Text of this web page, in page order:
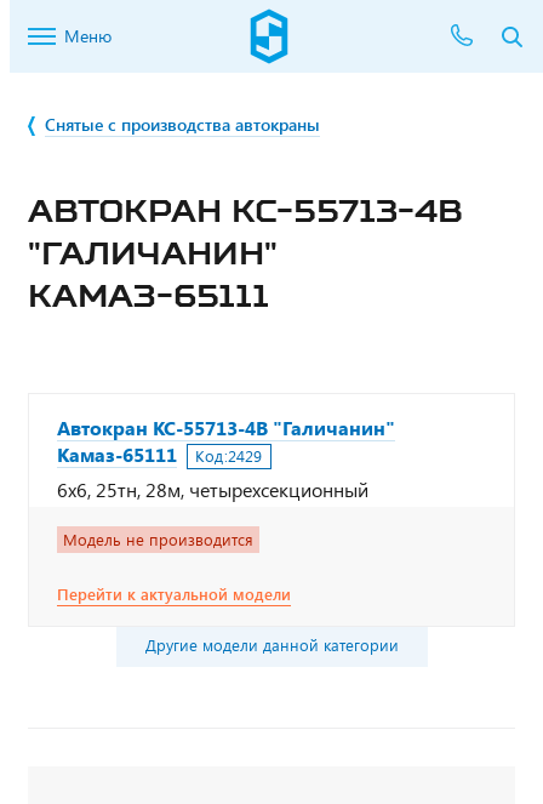
Меню
Снятые с производства автокраны
АВТОКРАН КС-55713-4В
"ГАЛИЧАНИН"
КАМАЗ-65111
Автокран КС-55713-4В "Галичанин"
Камаз-65111
Код:2429
6x6, 25тн, 28м, четырехсекционный
Модель не производится
Перейти к актуальной модели
Другие модели данной категории